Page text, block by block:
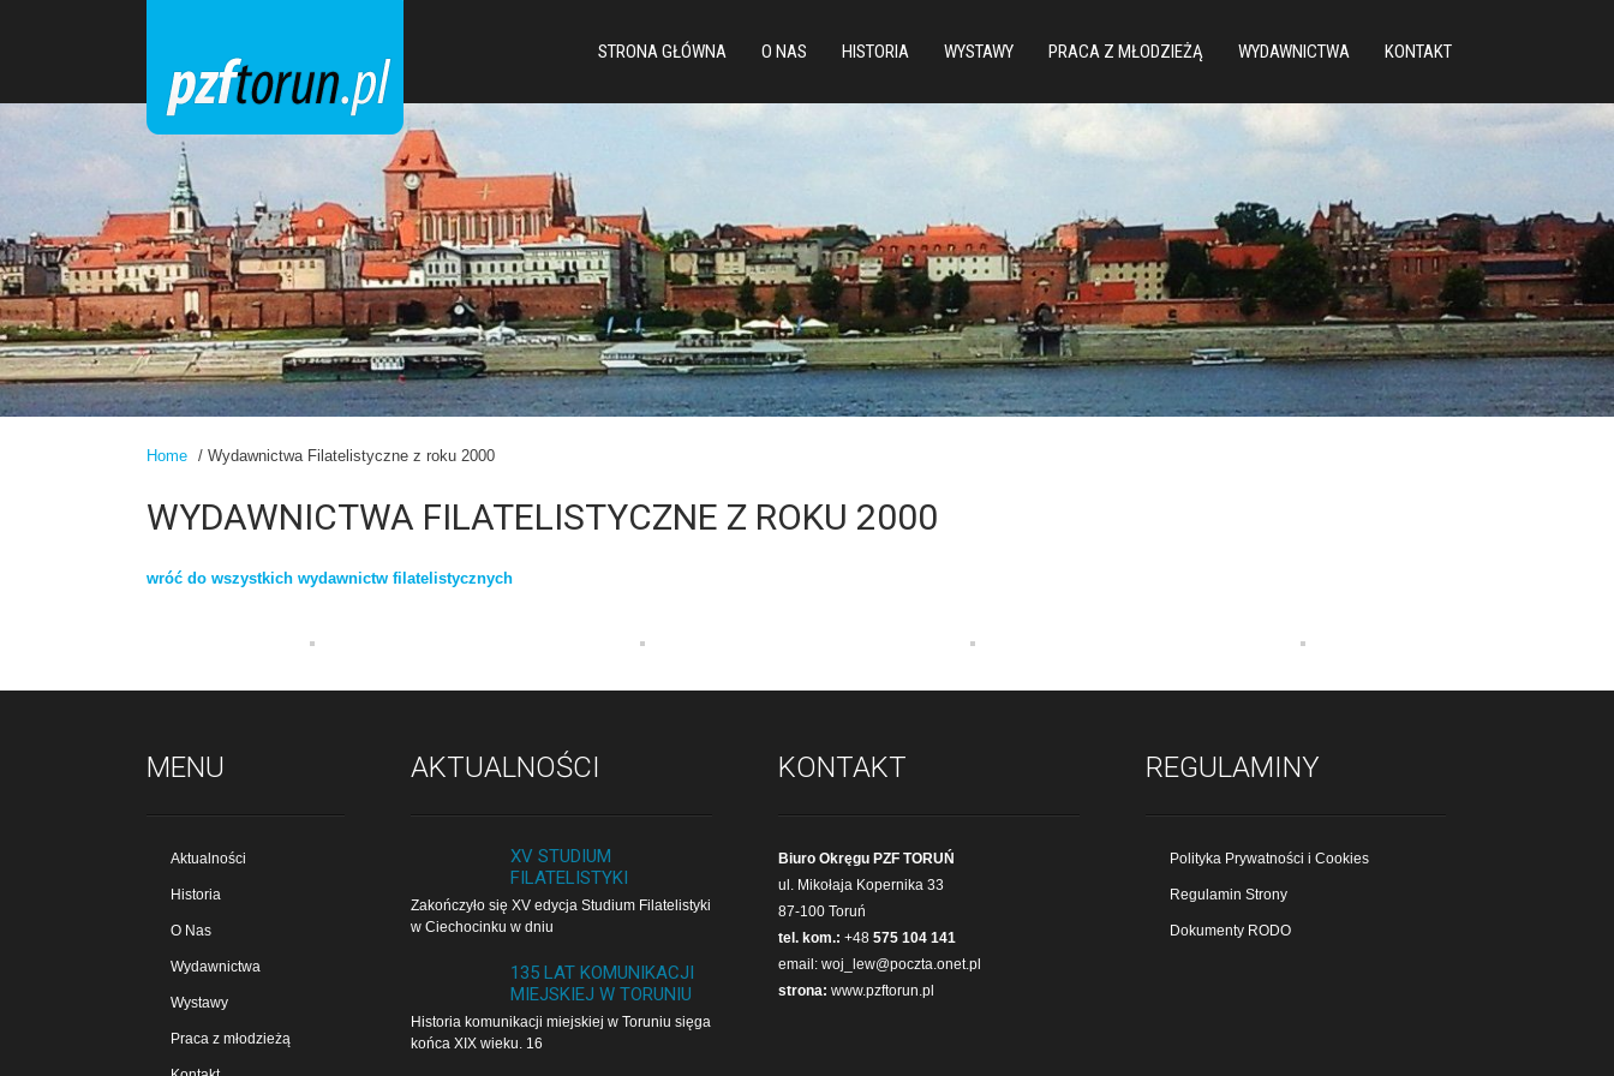
STRONA GŁÓWNA O NAS HISTORIA WYSTAWY PRACA Z MŁODZIEŻĄ WYDAWNICTWA KONTAKT
Home / Wydawnictwa Filatelistyczne z roku 2000
WYDAWNICTWA FILATELISTYCZNE Z ROKU 2000
wróć do wszystkich wydawnictw filatelistycznych
MENU
Aktualności
Historia
O Nas
Wydawnictwa
Wystawy
Praca z młodzieżą
AKTUALNOŚCI
XV STUDIUM
FILATELISTYKI
Zakończyło się XV edycja Studium Filatelistyki
w Cie­cho­cin­ku w dniu
135 LAT KOMUNIKACJI
MIEJSKIEJ W TORUNIU
Historia komunikacji miejskiej w Toruniu sięga
końca XIX wieku. 16
KONTAKT
Biuro Okręgu PZF TORUŃ
ul. Mikołaja Kopernika 33
87-100 Toruń
tel. kom.: +48 575 104 141
email: woj_lew@poczta.onet.pl
strona: www.pzftorun.pl
REGULAMINY
Polityka Prywatności i Cookies
Regulamin Strony
Dokumenty RODO